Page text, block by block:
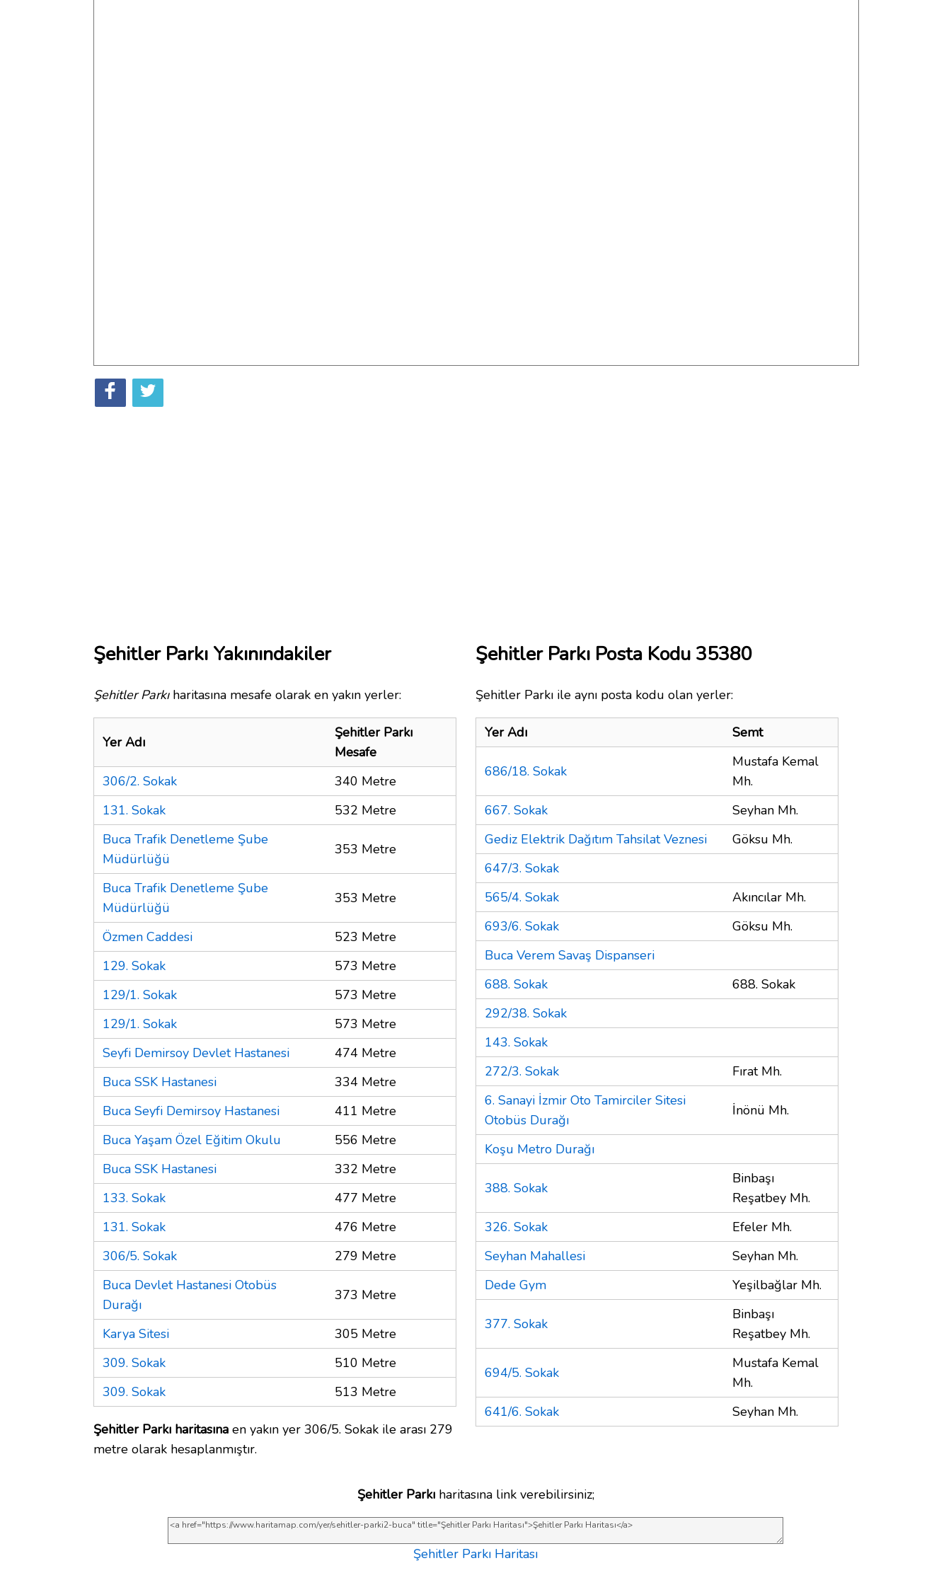
Şehitler Parkı Yakınındakiler
Şehitler Parkıharitasına mesafe olarak en yakın yerler:
Yer Adı
Şehitler Parkı
Mesafe
306/2. Sokak
340 Metre
131. Sokak
532 Metre
Buca Trafik Denetleme Şube
Müdürlüğü
353 Metre
Buca Trafik Denetleme Şube
Müdürlüğü
353 Metre
Özmen Caddesi
523 Metre
129. Sokak
573 Metre
129/1. Sokak
573 Metre
129/1. Sokak
573 Metre
Seyfi Demirsoy Devlet Hastanesi
474 Metre
Buca SSK Hastanesi
334 Metre
Buca Seyfi Demirsoy Hastanesi
411 Metre
Buca Yaşam Özel Eğitim Okulu
556 Metre
Buca SSK Hastanesi
332 Metre
133. Sokak
477 Metre
131. Sokak
476 Metre
306/5. Sokak
279 Metre
Buca Devlet Hastanesi Otobüs
Durağı
373 Metre
Karya Sitesi
305 Metre
309. Sokak
510 Metre
309. Sokak
513 Metre
Şehitler Parkı haritasına en yakın yer 306/5. Sokak ile arası 279
metre olarak hesaplanmıştır.
Şehitler Parkı Posta Kodu 35380
Şehitler Parkı ile aynı posta kodu olan yerler:
Yer Adı Semt
686/18. Sokak
Mustafa Kemal
Mh.
667. Sokak
Seyhan Mh.
Gediz Elektrik Dağıtım Tahsilat Veznesi
Göksu Mh.
647/3. Sokak
565/4. Sokak
Akıncılar Mh.
693/6. Sokak
Göksu Mh.
Buca Verem Savaş Dispanseri
688. Sokak
688. Sokak
292/38. Sokak
143. Sokak
272/3. Sokak
Fırat Mh.
6. Sanayi İzmir Oto Tamirciler Sitesi
Otobüs Durağı
İnönü Mh.
Koşu Metro Durağı
388. Sokak
Binbaşı
Reşatbey Mh.
326. Sokak
Efeler Mh.
Seyhan Mahallesi
Seyhan Mh.
Dede Gym
Yeşilbağlar Mh.
377. Sokak
Binbaşı
Reşatbey Mh.
694/5. Sokak
Mustafa Kemal
Mh.
641/6. Sokak
Seyhan Mh.
Şehitler Parkıharitasına link verebilirsiniz;
Şehitler Parkı Haritası